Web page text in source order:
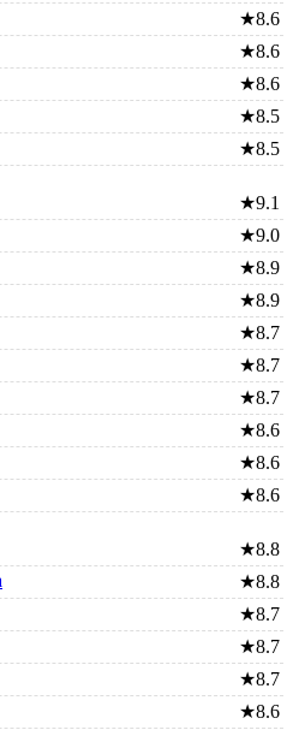
★8.6
★8.6
★8.6
★8.5
★8.5
★9.1
★9.0
★8.9
★8.9
★8.7
★8.7
★8.7
★8.6
★8.6
★8.6
★8.8
★8.8
★8.7
★8.7
★8.7
★8.6